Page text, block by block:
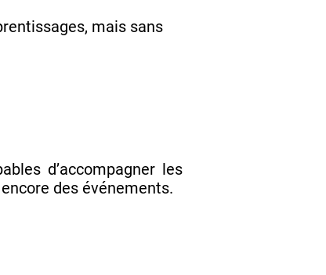
mais sans
d’accompagner les
des événements.